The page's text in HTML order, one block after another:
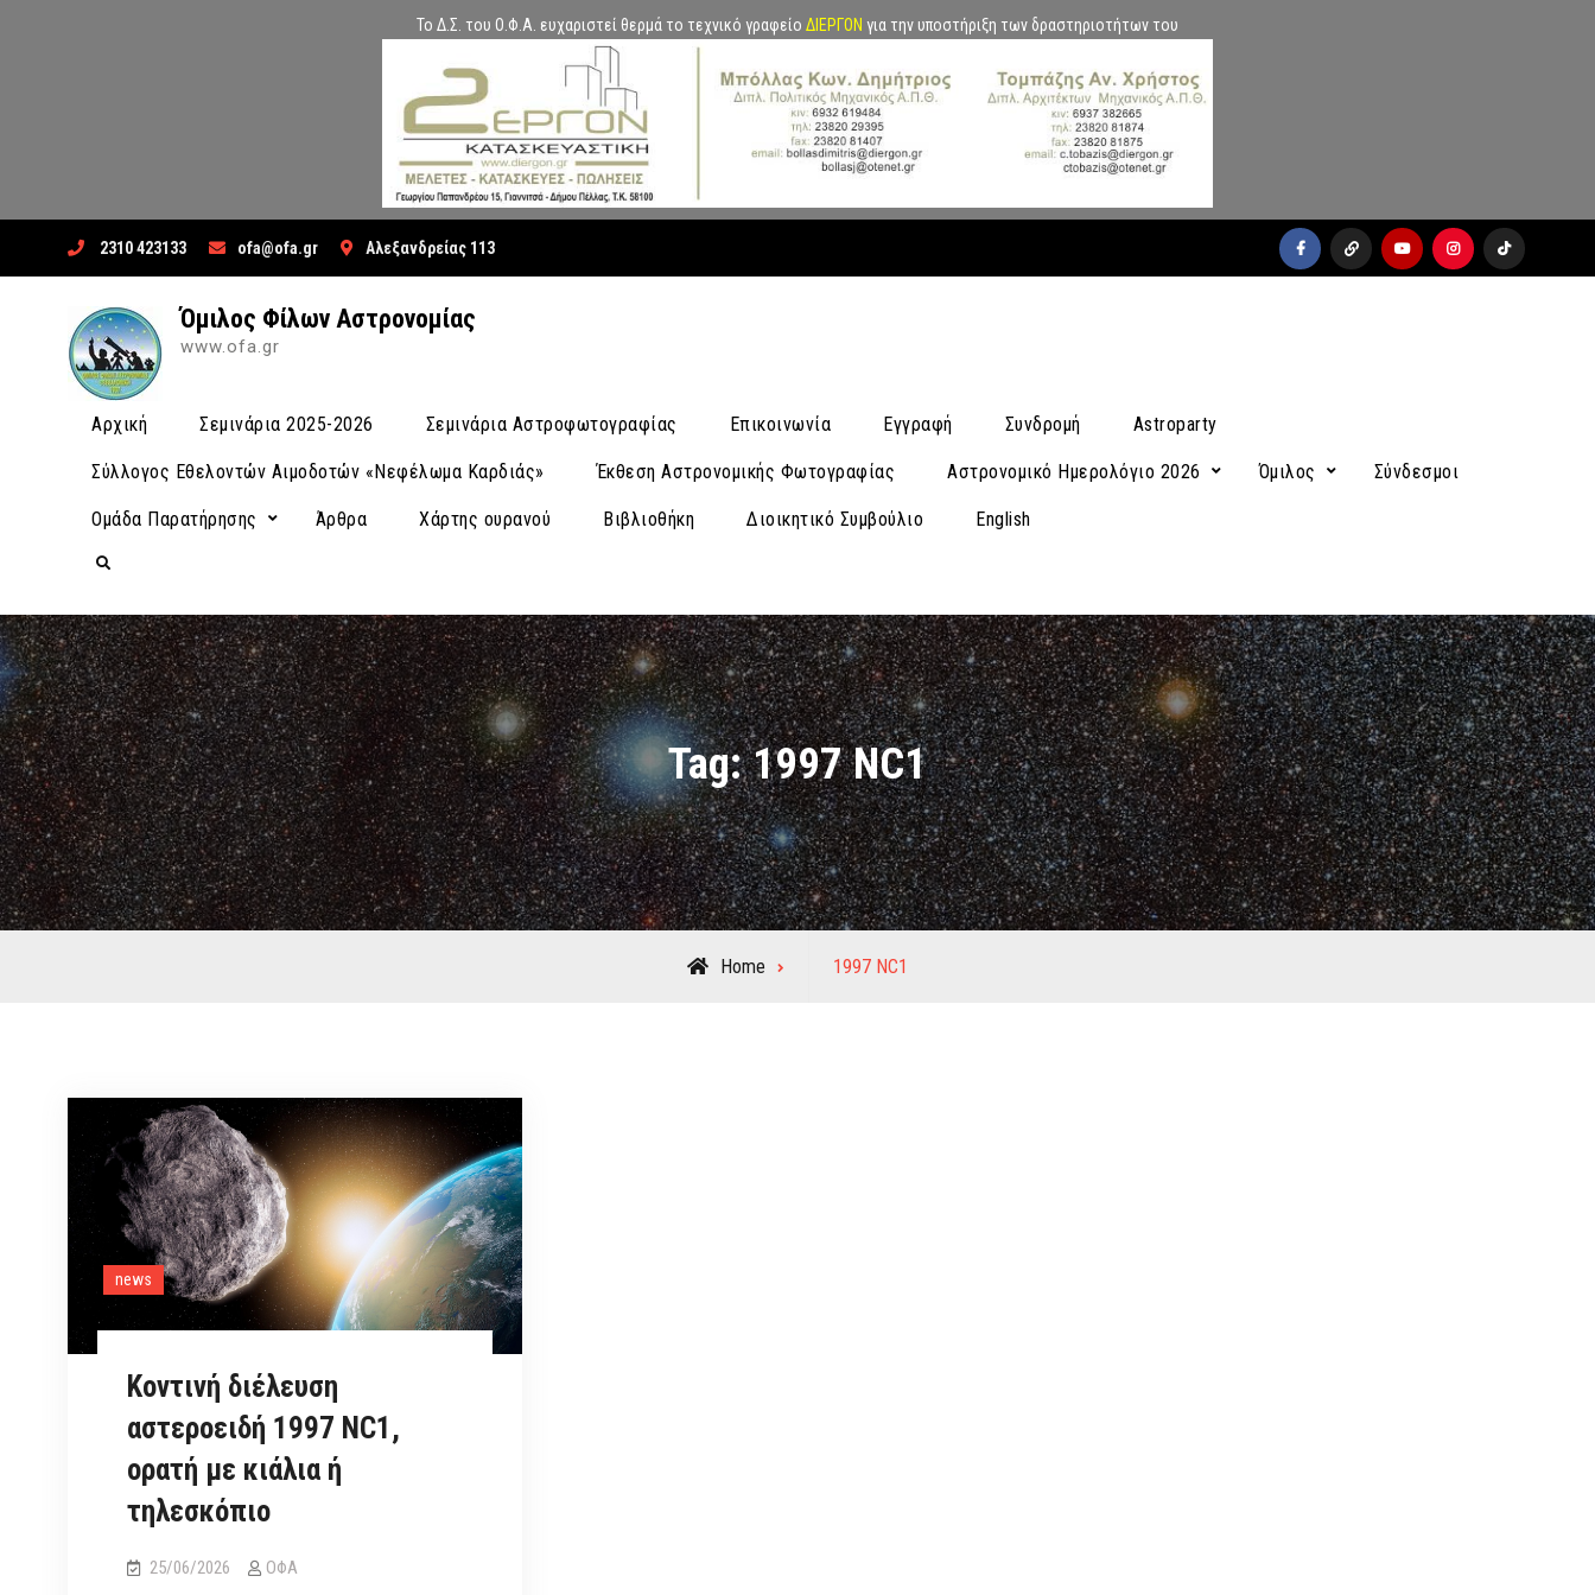
Το Δ.Σ. του Ο.Φ.Α. ευχαριστεί θερμά το τεχνικό γραφείο ΔΙΕΡΓΟΝ για την υποστήριξη των δραστηριοτήτων του
2310 423133 ofa@ofa.gr Αλεξανδρείας 113 facebook
x youtubeinstagramTiktok
Όμιλος Φίλων Αστρονομίας
www.ofa.gr
Αρχική Σεμινάρια 2025-2026 Σεμινάρια Αστροφωτογραφίας Επικοινωνία Εγγραφή Συνδρομή Astroparty
Σύλλογος Εθελοντών Αιμοδοτών «Νεφέλωμα Καρδιάς» Έκθεση Αστρονομικής Φωτογραφίας Αστρονομικό Ημερολόγιο 2026 Όμιλος Σύνδεσμοι
Ομάδα Παρατήρησης Άρθρα Χάρτης ουρανού Βιβλιοθήκη Διοικητικό Συμβούλιο English
Search
Tag:1997 NC1
Home
Posts
1997 NC1
news
Κοντινή διέλευση
αστεροειδή 1997 NC1,
ορατή με κιάλια ή
τηλεσκόπιο
25/06/2026 ΟΦΑ